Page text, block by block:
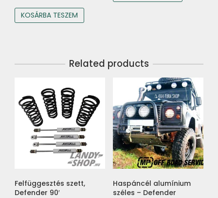
KOSÁRBA TESZEM
Related products
Felfüggesztés szett,
Defender 90′
Haspáncél alumínium
széles – Defender